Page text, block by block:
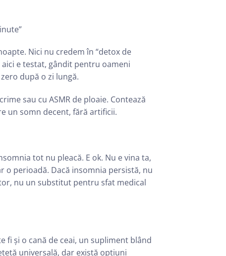
Nici nu credem în “detox de
aici e testat, gândit pentru oameni
după o zi lungă.
sau cu ASMR de ploaie. Contează
un somn decent, fără artificii.
tot nu pleacă. E ok. Nu e vina ta,
o perioadă. Dacă insomnia persistă, nu
nu un substitut pentru sfat medical
fi și o cană de ceai, un supliment blând
universală, dar există opțiuni